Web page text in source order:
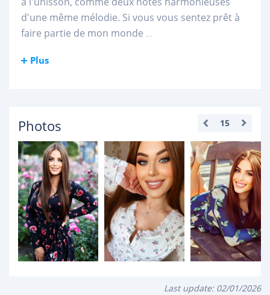
d'une même mélodie. Si vous vous sentez prêt à
faire partie de mon monde ...
Plus
Photos 15
Last update: 02/01/2026